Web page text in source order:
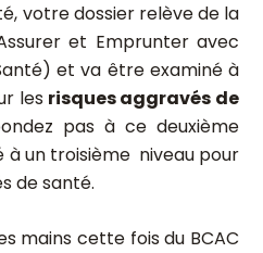
votre dossier relève de la
et Emprunter avec
et va être examiné à
lesrisques aggravés de
pas à ce deuxième
à un troisième niveau pour
de santé.
mains cette fois du BCAC